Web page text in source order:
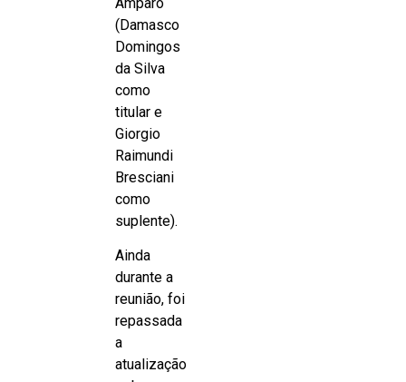
(Damasco
Domingos
da Silva
como
titular e
Giorgio
Raimundi
Bresciani
como
suplente).
Ainda
durante a
reunião, foi
repassada
a
atualização